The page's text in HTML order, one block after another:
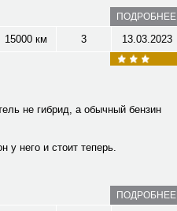
ПОДРОБНЕЕ
15000 км 3 13.03.2023
не гибрид, а обычный бензин
у него и стоит теперь.
ПОДРОБНЕЕ